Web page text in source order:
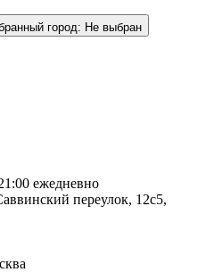
город: Не выбран
ежедневно
переулок, 12с5,